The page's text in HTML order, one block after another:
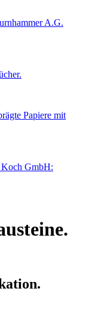
A.G.
Papiere mit
Koch GmbH: